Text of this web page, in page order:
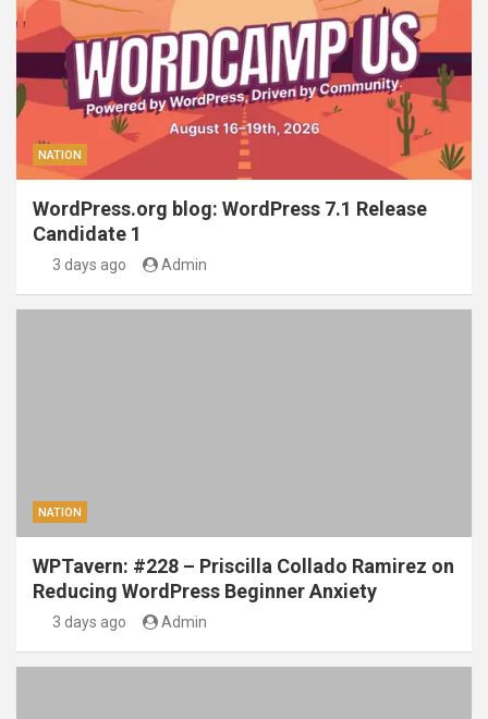
NATION
WordPress.org blog: WordPress 7.1 Release
Candidate 1
3 days ago Admin
NATION
WPTavern: #228 – Priscilla Collado Ramirez on
Reducing WordPress Beginner Anxiety
3 days ago Admin